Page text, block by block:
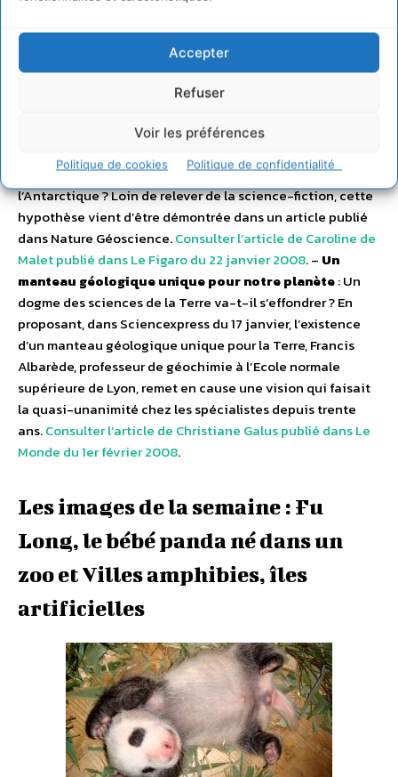
Accepter
Refuser
Voir les préférences
Politique de cookies Politique de confidentialité
« Plus récemment, le taux de perte nette semble
avoir ralenti, mais son niveau reste hautement
, note-t-elle.Consulter l’article paru dans Le
ferait fondre les glaces: Un volcan subglaciaire serait
calotte à l’ouest du continent. Un volcan actif sous
l’Antarctique ? Loin de relever de la science-fiction, cette
hypothèse vient d’être démontrée dans un article publié
dans Nature Géoscience.Consulter l’article de Caroline de
Malet publié dans Le Figaro du 22 janvier 2008. – Un
manteau géologique unique pour notre planète: Un
dogme des sciences de la Terre va-t-il s’effondrer ? En
proposant, dans Sciencexpress du 17 janvier, l’existence
d’un manteau géologique unique pour la Terre, Francis
Albarède, professeur de géochimie à l’Ecole normale
supérieure de Lyon, remet en cause une vision qui faisait
la quasi-unanimité chez les spécialistes depuis trente
ans.Consulter l’article de Christiane Galus publié dans Le
Monde du 1er février 2008.
Les images de la semaine : Fu
Long, le bébé panda né dans un
zoo et Villes amphibies, îles
artificielles